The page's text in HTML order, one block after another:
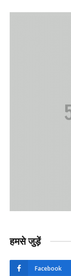
हमसे जुड़ें
Facebook